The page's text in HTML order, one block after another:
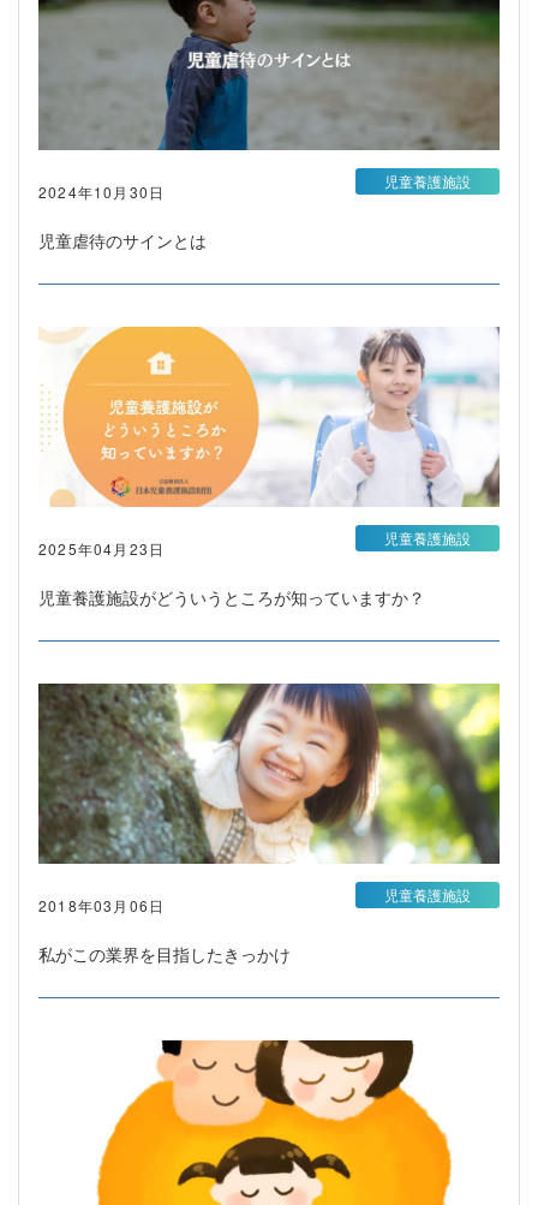
2024年10月30日
児童虐待のサインとは
児童養護施設
2025年04月23日
児童養護施設がどういうところが知っていますか？
児童養護施設
2018年03月06日
私がこの業界を目指したきっかけ
児童養護施設